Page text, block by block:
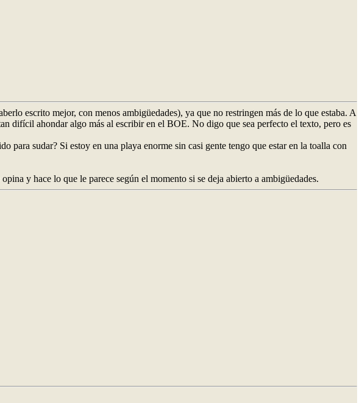
escrito mejor, con menos ambigüedades), ya que no restringen más de lo que estaba. A
difícil ahondar algo más al escribir en el BOE. No digo que sea perfecto el texto, pero es
para sudar? Si estoy en una playa enorme sin casi gente tengo que estar en la toalla con
y hace lo que le parece según el momento si se deja abierto a ambigüedades.